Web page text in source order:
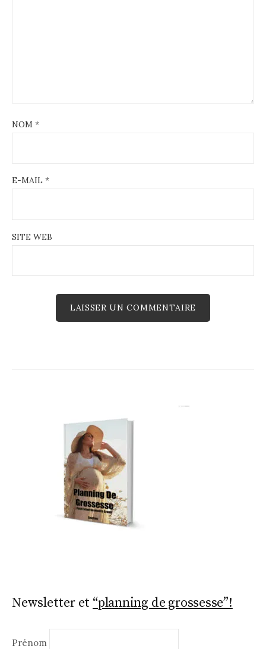
NOM *
E-MAIL *
SITE WEB
Newsletter et “planning de grossesse”!
Prénom